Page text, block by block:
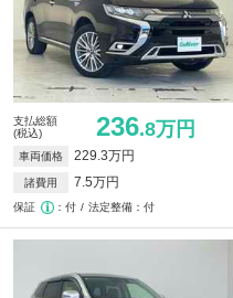
支払総額
(税込)
236.8万円
車両価格 229.3万円
諸費用 7.5万円
保証 付 法定整備：付